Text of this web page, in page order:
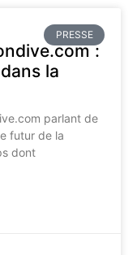
PRESSE
:
la
parlant de
futur de la
dont